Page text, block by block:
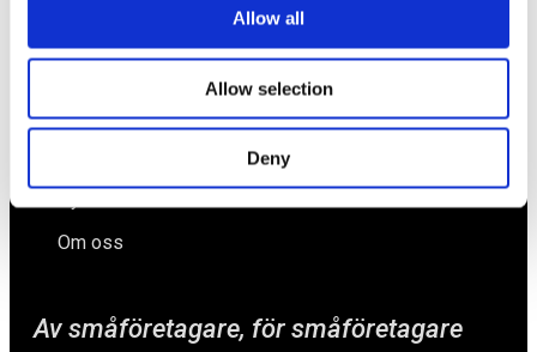
Allow all
Allow selection
Deny
Av småföretagare, för småföretagare
Rådgivning
Om oss